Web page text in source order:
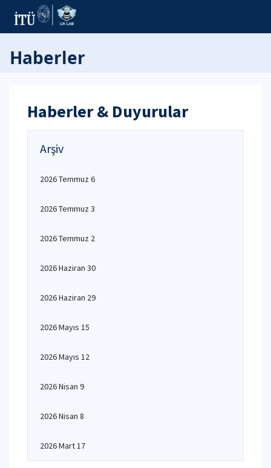
Haberler
Haberler & Duyurular
Arşiv
2026 Temmuz 6
2026 Temmuz 3
2026 Temmuz 2
2026 Haziran 30
2026 Haziran 29
2026 Mayıs 15
2026 Mayıs 12
2026 Nisan 9
2026 Nisan 8
2026 Mart 17